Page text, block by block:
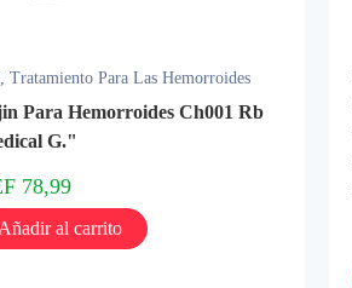
, Tratamiento Para Las Hemorroides
Para Hemorroides Ch001 Rb
G."
78,99
Añadir al carrito